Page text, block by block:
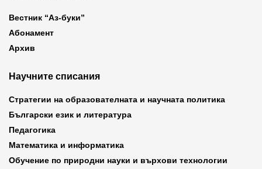
Вестник “Аз-буки”
Абонамент
Архив
Научните списания
Стратегии на образователната и научната политика
Български език и литература
Педагогика
Математика и информатика
Обучение по природни науки и върхови технологии